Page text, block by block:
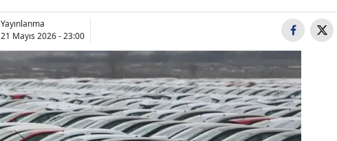
Bitlis
Bolu
Burdur
Bursa
Yayınlanma
21 Mayıs 2026 - 23:00